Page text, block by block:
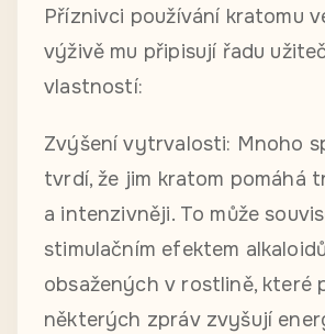
Příznivci používání kratomu
výživě mu připisují řadu
vlastností:
Zvýšení vytrvalosti: Mnoho
tvrdí, že jim kratom pomáhá
a intenzivněji. To může
stimulačním efektem
obsažených v rostlině, které
některých zpráv zvyšují